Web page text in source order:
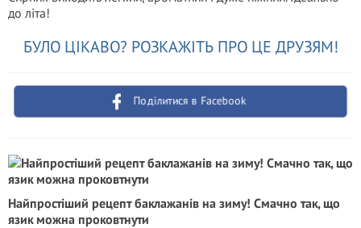
до літа!
БУЛО ЦІКАВО? РОЗКАЖІТЬ ПРО ЦЕ ДРУЗЯМ!
Поділитися в Facebook
Найпростіший рецепт баклажанів на зиму! Смачно так, що
язик можна проковтнути